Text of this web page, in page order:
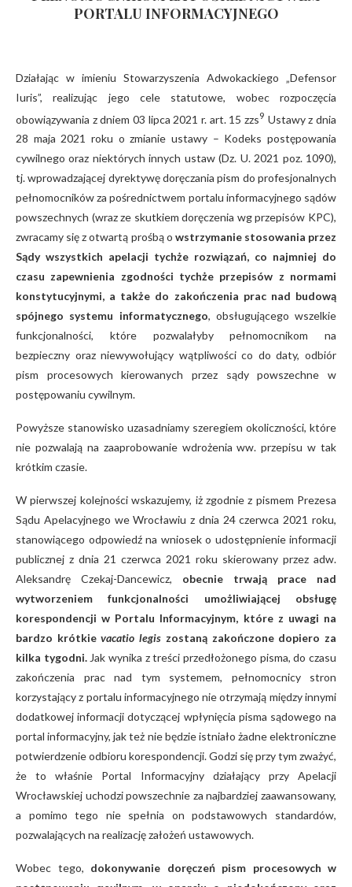
PORTALU INFORMACYJNEGO
Działając w imieniu Stowarzyszenia Adwokackiego „Defensor
Iuris”, realizując jego cele statutowe, wobec rozpoczęcia
obowiązywania z dniem 03 lipca 2021 r. art. 15 zzs9 Ustawy z dnia
28 maja 2021 roku o zmianie ustawy – Kodeks postępowania
cywilnego oraz niektórych innych ustaw (Dz. U. 2021 poz. 1090),
tj. wprowadzającej dyrektywę doręczania pism do profesjonalnych
pełnomocników za pośrednictwem portalu informacyjnego sądów
powszechnych (wraz ze skutkiem doręczenia wg przepisów KPC),
zwracamy się z otwartą prośbą o wstrzymanie stosowania przez
Sądy wszystkich apelacji tychże rozwiązań, co najmniej do
czasu zapewnienia zgodności tychże przepisów z normami
konstytucyjnymi, a także do zakończenia prac nad budową
spójnego systemu informatycznego, obsługującego wszelkie
funkcjonalności, które pozwalałyby pełnomocnikom na
bezpieczny oraz niewywołujący wątpliwości co do daty, odbiór
pism procesowych kierowanych przez sądy powszechne w
postępowaniu cywilnym.
Powyższe stanowisko uzasadniamy szeregiem okoliczności, które
nie pozwalają na zaaprobowanie wdrożenia ww. przepisu w tak
krótkim czasie.
W pierwszej kolejności wskazujemy, iż zgodnie z pismem Prezesa
Sądu Apelacyjnego we Wrocławiu z dnia 24 czerwca 2021 roku,
stanowiącego odpowiedź na wniosek o udostępnienie informacji
publicznej z dnia 21 czerwca 2021 roku skierowany przez adw.
Aleksandrę Czekaj-Dancewicz, obecnie trwają prace nad
wytworzeniem funkcjonalności umożliwiającej obsługę
korespondencji w Portalu Informacyjnym, które z uwagi na
bardzo krótkievacatio legis zostaną zakończone dopiero za
kilka tygodni. Jak wynika z treści przedłożonego pisma, do czasu
zakończenia prac nad tym systemem, pełnomocnicy stron
korzystający z portalu informacyjnego nie otrzymają między innymi
dodatkowej informacji dotyczącej wpłynięcia pisma sądowego na
portal informacyjny, jak też nie będzie istniało żadne elektroniczne
potwierdzenie odbioru korespondencji. Godzi się przy tym zważyć,
że to właśnie Portal Informacyjny działający przy Apelacji
Wrocławskiej uchodzi powszechnie za najbardziej zaawansowany,
a pomimo tego nie spełnia on podstawowych standardów,
pozwalających na realizację założeń ustawowych.
Wobec tego, dokonywanie doręczeń pism procesowych w